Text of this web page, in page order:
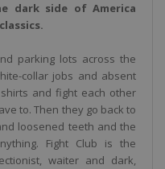
dark side of America
parking lots across the
collar jobs and absent
and fight each other
to. Then they go back to
loosened teeth and the
Fight Club is the
waiter and dark,